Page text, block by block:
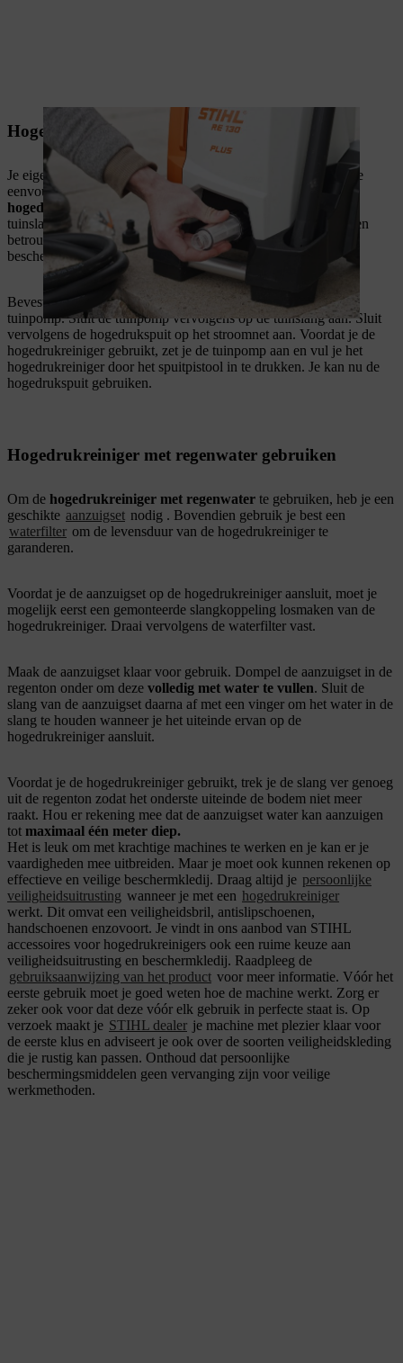
Hogedrukreiniger op de tuinpomp aansluiten
Je eigen regenput of een andere bron: met een tuinpomp kun je
eenvoudig waterbronnen in je eigen tuin gebruiken. Om de
hogedrukspuit op een tuinpomp aan te sluiten
tuinslang en eenwaterfilter
nodig . Een waterfilter filtert op een
betrouwbare manier rondzwevende stoffen uit het water en
beschermt zo de hogedrukreiniger tegen vuil en schade.
Bevestig eerst de waterfilter aan de hogedrukreiniger of de
tuinpomp. Sluit de tuinpomp vervolgens op de tuinslang aan. Sluit
vervolgens de hogedrukspuit op het stroomnet aan. Voordat je de
hogedrukreiniger gebruikt, zet je de tuinpomp aan en vul je het
hogedrukreiniger door het spuitpistool in te drukken. Je kan nu de
hogedrukspuit gebruiken.
Hogedrukreiniger met regenwater gebruiken
Om de hogedrukreiniger met regenwater te gebruiken, heb je een
geschikte aanzuigset nodig . Bovendien gebruik je best een
waterfilter om de levensduur van de hogedrukreiniger te
garanderen.
Voordat je de aanzuigset op de hogedrukreiniger aansluit, moet je
mogelijk eerst een gemonteerde slangkoppeling losmaken van de
hogedrukreiniger. Draai vervolgens de waterfilter vast.
Maak de aanzuigset klaar voor gebruik. Dompel de aanzuigset in de
regenton onder om deze volledig met water te vullen. Sluit de
slang van de aanzuigset daarna af met een vinger om het water in de
slang te houden wanneer je het uiteinde ervan op de
hogedrukreiniger aansluit.
Voordat je de hogedrukreiniger gebruikt, trek je de slang ver genoeg
uit de regenton zodat het onderste uiteinde de bodem niet meer
raakt. Hou er rekening mee dat de aanzuigset water kan aanzuigen
tot maximaal één meter diep.
Het is leuk om met krachtige machines te werken en je kan er je
vaardigheden mee uitbreiden. Maar je moet ook kunnen rekenen op
effectieve en veilige beschermkledij. Draag altijd je persoonlijke
veiligheidsuitrusting wanneer je met een hogedrukreiniger
werkt. Dit omvat een veiligheidsbril, antislipschoenen,
handschoenen enzovoort. Je vindt in ons aanbod van STIHL
accessoires voor hogedrukreinigers ook een ruime keuze aan
veiligheidsuitrusting en beschermkledij. Raadpleeg de
gebruiksaanwijzing van het product voor meer informatie. Vóór het
eerste gebruik moet je goed weten hoe de machine werkt. Zorg er
zeker ook voor dat deze vóór elk gebruik in perfecte staat is. Op
verzoek maakt je STIHL dealer je machine met plezier klaar voor
de eerste klus en adviseert je ook over de soorten veiligheidskleding
die je rustig kan passen. Onthoud dat persoonlijke
beschermingsmiddelen geen vervanging zijn voor veilige
werkmethoden.